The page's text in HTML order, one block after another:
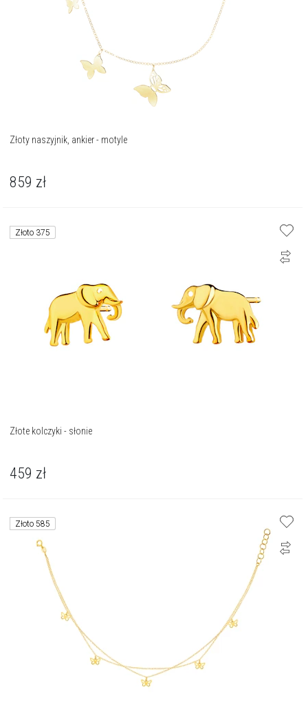
Złoty naszyjnik, ankier - motyle
859 zł
Złoto 375
Złote kolczyki - słonie
459 zł
Złoto 585